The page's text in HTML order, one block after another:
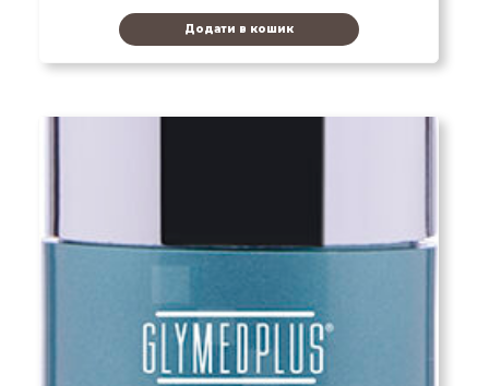
Додати в кошик